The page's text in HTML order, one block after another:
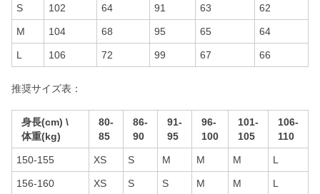
S 102 64 91 63 62
M 104 68 95 65 64
L 106 72 99 67 66
推奨サイズ表：
身長(cm) \
体重(kg)
80-
85
86-
90
91-
95
96-
100
101-
105
106-
110
150-155 XS S M M M L
156-160 XS S S M M L